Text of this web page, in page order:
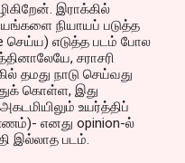
இராக்கில்
நியாயப் படுத்த
செய்ய) எடுத்த படம் போல
சராசரி
தமது நாடு செய்வது
கொள்ள, இது
உயர்த்திப்
எனது opinion-ல்
இல்லாத படம்.